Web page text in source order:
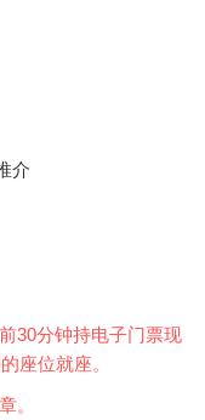
介
30分钟持电子门票现
座位就座。
。